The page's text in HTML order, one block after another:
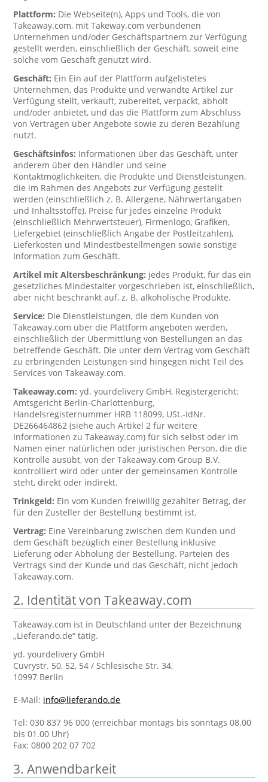
Plattform: Die Webseite(n), Apps und Tools, die von
Takeaway.com, mit Takeway.com verbundenen
Unternehmen und/oder Geschäftspartnern zur Verfügung
gestellt werden, einschließlich der Geschäft, soweit eine
solche vom Geschäft genutzt wird.
Geschäft: Ein Ein auf der Plattform aufgelistetes
Unternehmen, das Produkte und verwandte Artikel zur
Verfügung stellt, verkauft, zubereitet, verpackt, abholt
und/oder anbietet, und das die Plattform zum Abschluss
von Verträgen über Angebote sowie zu deren Bezahlung
nutzt.
Geschäftsinfos: Informationen über das Geschäft, unter
anderem über den Händler und seine
Kontaktmöglichkeiten, die Produkte und Dienstleistungen,
die im Rahmen des Angebots zur Verfügung gestellt
werden (einschließlich z. B. Allergene, Nährwertangaben
und Inhaltsstoffe), Preise für jedes einzelne Produkt
(einschließlich Mehrwertsteuer), Firmenlogo, Grafiken,
Liefergebiet (einschließlich Angabe der Postleitzahlen),
Lieferkosten und Mindestbestellmengen sowie sonstige
Information zum Geschäft.
Artikel mit Altersbeschränkung: jedes Produkt, für das ein
gesetzliches Mindestalter vorgeschrieben ist, einschließlich,
aber nicht beschränkt auf, z. B. alkoholische Produkte.
Service: Die Dienstleistungen, die dem Kunden von
Takeaway.com über die Plattform angeboten werden,
einschließlich der Übermittlung von Bestellungen an das
betreffende Geschäft. Die unter dem Vertrag vom Geschäft
zu erbringenden Leistungen sind hingegen nicht Teil des
Services von Takeaway.com.
Takeaway.com:yd. yourdelivery GmbH, Registergericht:
Amtsgericht Berlin-Charlottenburg,
Handelsregisternummer HRB 118099, USt.-IdNr.
DE266464862 (siehe auch Artikel 2 für weitere
Informationen zu Takeaway.com) für sich selbst oder im
Namen einer natürlichen oder juristischen Person, die die
Kontrolle ausübt, von der Takeaway.com Group B.V.
kontrolliert wird oder unter der gemeinsamen Kontrolle
steht, direkt oder indirekt.
Trinkgeld: Ein vom Kunden freiwillig gezahlter Betrag, der
für den Zusteller der Bestellung bestimmt ist.
Vertrag: Eine Vereinbarung zwischen dem Kunden und
dem Geschäft bezüglich einer Bestellung inklusive
Lieferung oder Abholung der Bestellung. Parteien des
Vertrags sind der Kunde und das Geschäft, nicht jedoch
Takeaway.com.
2. Identität von Takeaway.com
Takeaway.com ist in Deutschland unter der Bezeichnung
„Lieferando.de“ tätig.
yd. yourdelivery GmbH
Cuvrystr. 50, 52, 54 / Schlesische Str. 34,
10997 Berlin
E-Mail: info@lieferando.de
Tel: 030 837 96 000 (erreichbar montags bis sonntags 08.00
bis 01.00 Uhr)
Fax: 0800 202 07 702
3. Anwendbarkeit